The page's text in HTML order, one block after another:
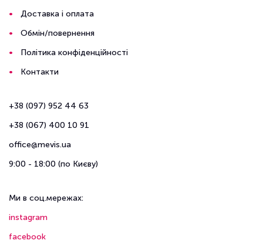
Доставка і оплата
Обмін/повернення
Політика конфіденційності
Контакти
+38 (097) 952 44 63
+38 (067) 400 10 91
office@mevis.ua
9:00 - 18:00 (по Києву)
Ми в соц.мережах:
instagram
facebook